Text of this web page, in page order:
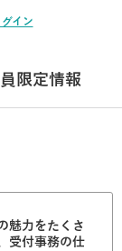
イン
限定情報
魅力をたくさ
受付事務の仕